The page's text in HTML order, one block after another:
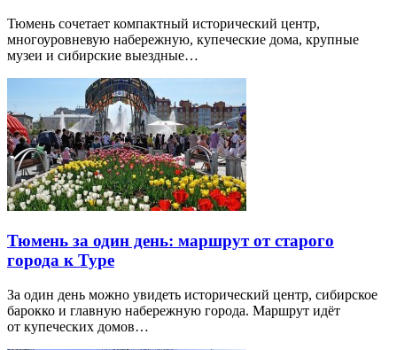
Тюмень сочетает компактный исторический центр,
многоуровневую набережную, купеческие дома, крупные
музеи и сибирские выездные…
Тюмень за один день: маршрут от старого
города к Туре
За один день можно увидеть исторический центр, сибирское
барокко и главную набережную города. Маршрут идёт
от купеческих домов…